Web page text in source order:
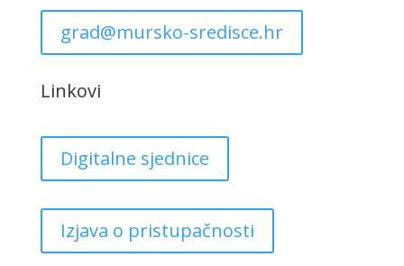
grad@mursko-sredisce.hr
Linkovi
Digitalne sjednice
Izjava o pristupačnosti